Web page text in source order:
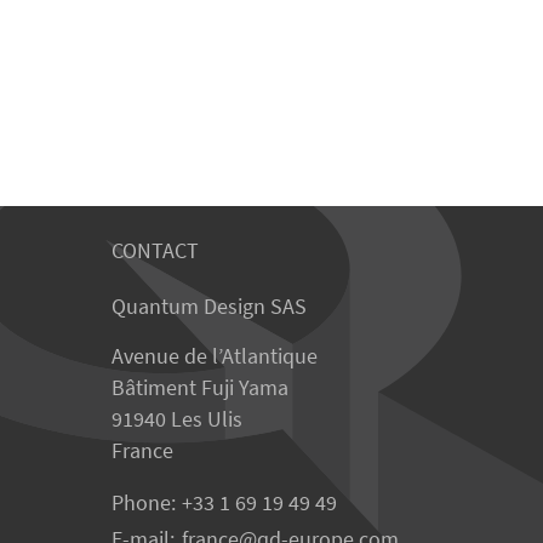
CONTACT
Quantum Design SAS
Avenue de l’Atlantique
Bâtiment Fuji Yama
91940 Les Ulis
France
Phone: +33 1 69 19 49 49